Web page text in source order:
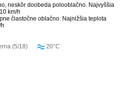
neskôr doobeda polooblačno. Najvyššia
km/h
čiastočne oblačno. Najnižšia teplota
(5/18) 20°C